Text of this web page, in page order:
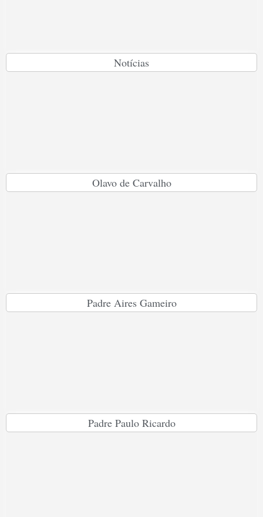
Notícias
Olavo de Carvalho
Padre Aires Gameiro
Padre Paulo Ricardo